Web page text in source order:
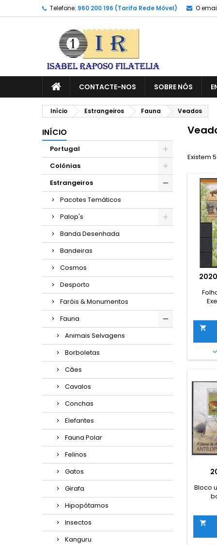
Telefone: 960 200 196 (Tarifa Rede Móvel) O
CONTACTE-NOS SOBRE NÓS
Início Estrangeiros Fauna Veados
INÍCIO
Portugal
Colónias
Estrangeiros
Pacotes Temáticos
Palop's
Banda Desenhada
Bandeiras
Cosmos
Desporto
Faróis & Monumentos
Fauna
Animais Selvagens
Borboletas
Cães
Cavalos
Conchas
Elefantes
Fauna Polar
Felinos
Gatos
Girafa
Hipopótamos
Insectos
Kanguru
Existem
2020

Bloco
